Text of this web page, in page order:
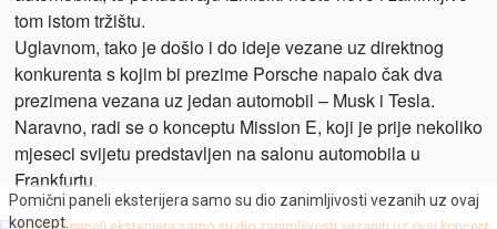
tom istom tržištu.
Uglavnom, tako je došlo i do ideje vezane uz direktnog
konkurenta s kojim bi prezime Porsche napalo čak dva
prezimena vezana uz jedan automobil – Musk i Tesla.
Naravno, radi se o konceptu Mission E, koji je prije nekoliko
mjeseci svijetu predstavljen na salonu automobila u
Frankfurtu.
Pomični paneli eksterijera samo su dio zanimljivosti vezanih uz ovaj
koncept.